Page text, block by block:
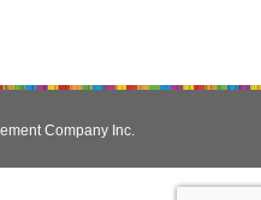
Company Inc.